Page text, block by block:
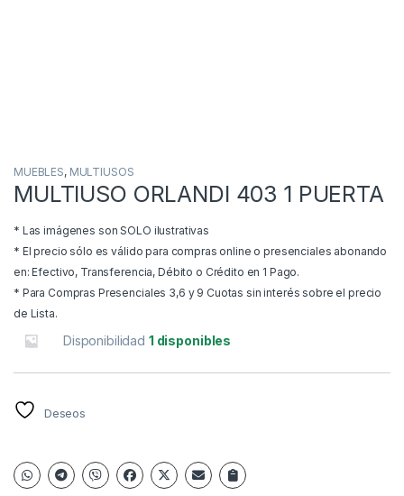
MUEBLES, MULTIUSOS
MULTIUSO ORLANDI 403 1 PUERTA
* Las imágenes son SOLO ilustrativas
* El precio sólo es válido para compras online o presenciales abonando
en: Efectivo, Transferencia, Débito o Crédito en 1 Pago.
* Para Compras Presenciales 3,6 y 9 Cuotas sin interés sobre el precio
de Lista.
Disponibilidad 1 disponibles
Deseos